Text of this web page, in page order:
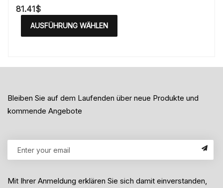
81.41$
AUSFÜHRUNG WÄHLEN
Bleiben Sie auf dem Laufenden über neue Produkte und
kommende Angebote
Mit Ihrer Anmeldung erklären Sie sich damit einverstanden,